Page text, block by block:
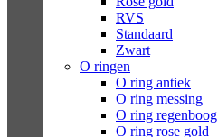
RVS
Standaard
Zwart
O ringen
O ring antiek
O ring messing
O ring regenboog
O ring rose gold